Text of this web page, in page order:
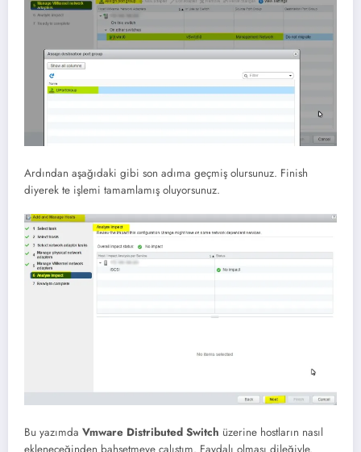
Ardından aşağıdaki gibi son adıma geçmiş olursunuz. Finish
diyerek te işlemi tamamlamış oluyorsunuz.
Bu yazımda Vmware Distributed Switch üzerine hostların nasıl